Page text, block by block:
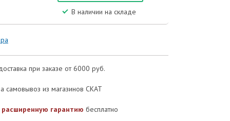
В наличии на складе
при заказе от 6000 руб.
самовывоз из магазинов СКАТ
расширенную гарантию бесплатно